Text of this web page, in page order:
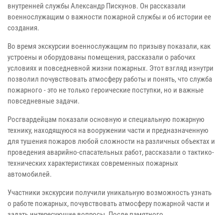
внутренней службы Александр Пискунов. Он рассказали
военнослужащим о важности пожарной службы и об истории ее
создания.
Во время экскурсии военнослужащим по призыву показали, как
устроены и оборудованы помещения, рассказали о рабочих
условиях и повседневной жизни пожарных. Этот взгляд изнутри
позволил почувствовать атмосферу работы и понять, что служба
пожарного - это не только героические поступки, но и важные
повседневные задачи.
Росгвардейцам показали основную и специальную пожарную
технику, находящуюся на вооружении части и предназначенную
для тушения пожаров любой сложности на различных объектах и
проведения аварийно-спасательных работ, рассказали о тактико-
технических характеристиках современных пожарных
автомобилей.
Участники экскурсии получили уникальную возможность узнать
о работе пожарных, почувствовать атмосферу пожарной части и